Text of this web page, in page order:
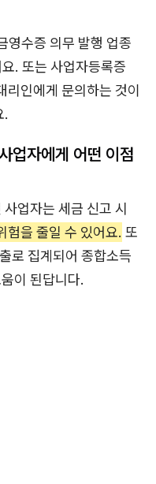
영수증 의무 발행 업종
. 또는 사업자등록증
리인에게 문의하는 것이
.
업자에게 어떤 이점
업자는 세금 신고 시
험을 줄일 수 있어요. 또
로 집계되어 종합소득
이 된답니다.